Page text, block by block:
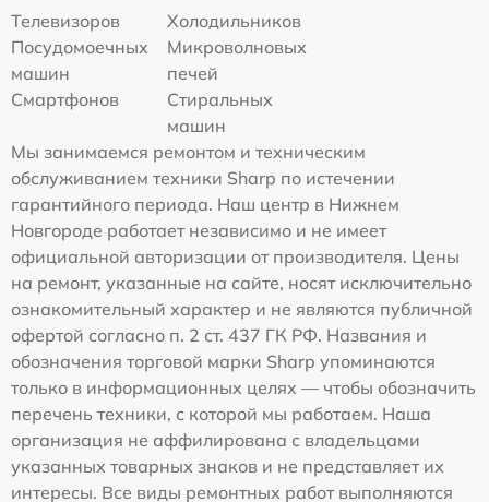
Телевизоров
Холодильников
Посудомоечных
машин
Микроволновых
печей
Смартфонов
Стиральных
машин
Мы занимаемся ремонтом и техническим
обслуживанием техники Sharp по истечении
гарантийного периода. Наш центр в Нижнем
Новгороде работает независимо и не имеет
официальной авторизации от производителя. Цены
на ремонт, указанные на сайте, носят исключительно
ознакомительный характер и не являются публичной
офертой согласно п. 2 ст. 437 ГК РФ. Названия и
обозначения торговой марки Sharp упоминаются
только в информационных целях — чтобы обозначить
перечень техники, с которой мы работаем. Наша
организация не аффилирована с владельцами
указанных товарных знаков и не представляет их
интересы. Все виды ремонтных работ выполняются